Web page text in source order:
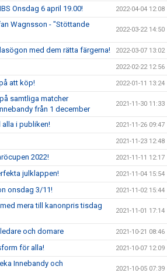
Onsdag 6 april 19.00! 2022-04-04 12:08
Wagnsson - "Stöttande
2022-03-22 14:50
med dem rätta färgerna! 2022-03-07 13:02
2022-02-22 12:56
att köp! 2022-01-11 13:24
samtliga matcher
från 1 december
2021-11-30 11:33
i publiken! 2021-11-26 09:47
2021-11-23 12:48
2022! 2021-11-11 12:17
julklappen! 2021-11-04 15:54
onsdag 3/11! 2021-11-02 15:44
mera till kanonpris tisdag
2021-11-01 17:14
och domare 2021-10-21 08:46
för alla! 2021-10-07 12:09
Innebandy och
2021-10-05 07:39